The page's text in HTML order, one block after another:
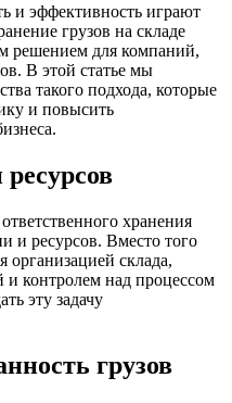
и эффективность играют
грузов на складе
решением для компаний,
В этой статье мы
такого подхода, которые
и повысить
хранения
и ресурсов. Вместо того
организацией склада,
контролем над процессом
эту задачу
грузов